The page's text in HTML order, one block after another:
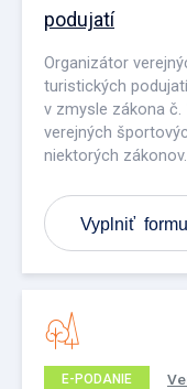
podujatí
Organizátor
turistických
v zmysle zákona
verejných
niektorých zákonov.
Vyplniť
E-PODANIE